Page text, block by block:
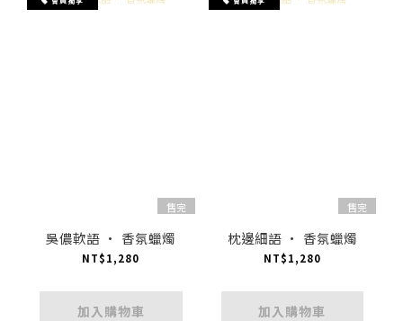
售完
吳儂軟語 · 香氛蠟燭
NT$1,280
加入購物車
售完
枕邊細語 · 香氛蠟燭
NT$1,280
加入購物車